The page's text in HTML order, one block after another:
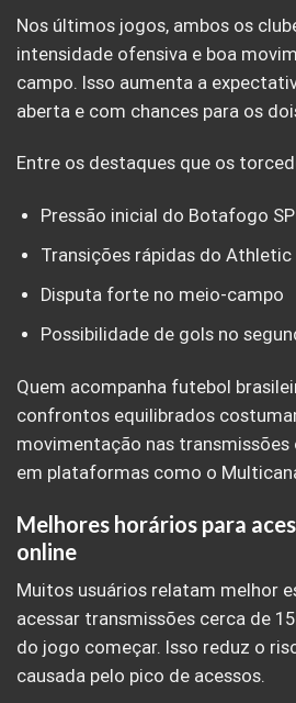
Nos últimos jogos, ambos os
intensidade ofensiva e boa
campo. Isso aumenta a
aberta e com chances para os
Entre os destaques que os
Pressão inicial do Botafogo SP
Transições rápidas do Athletic
Disputa forte no meio-campo
Possibilidade de gols no
Quem acompanha futebol
confrontos equilibrados
movimentação nas transmissões
em plataformas como o
Melhores horários para
online
Muitos usuários relatam melhor
acessar transmissões cerca de
do jogo começar. Isso reduz o
causada pelo pico de acessos.